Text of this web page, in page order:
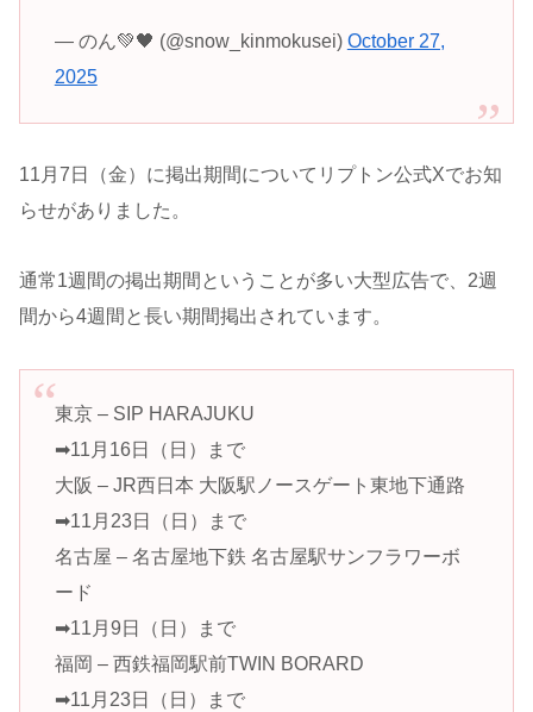
— のん💚🖤 (@snow_kinmokusei) October 27,
2025
11月7日（金）に掲出期間についてリプトン公式Xでお知
らせがありました。
通常1週間の掲出期間ということが多い大型広告で、2週
間から4週間と長い期間掲出されています。
東京 – SIP HARAJUKU
➡11月16日（日）まで
大阪 – JR西日本 大阪駅ノースゲート東地下通路
➡11月23日（日）まで
名古屋 – 名古屋地下鉄 名古屋駅サンフラワーボ
ード
➡11月9日（日）まで
福岡 – 西鉄福岡駅前TWIN BORARD
➡11月23日（日）まで